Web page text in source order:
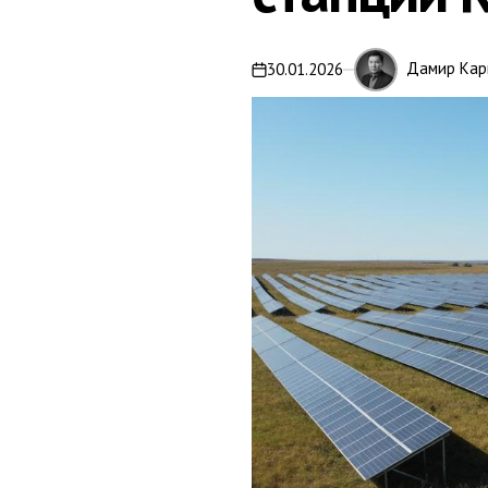
on30.01.2026 Дамир